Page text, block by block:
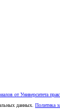
от Университета
данных. Политика